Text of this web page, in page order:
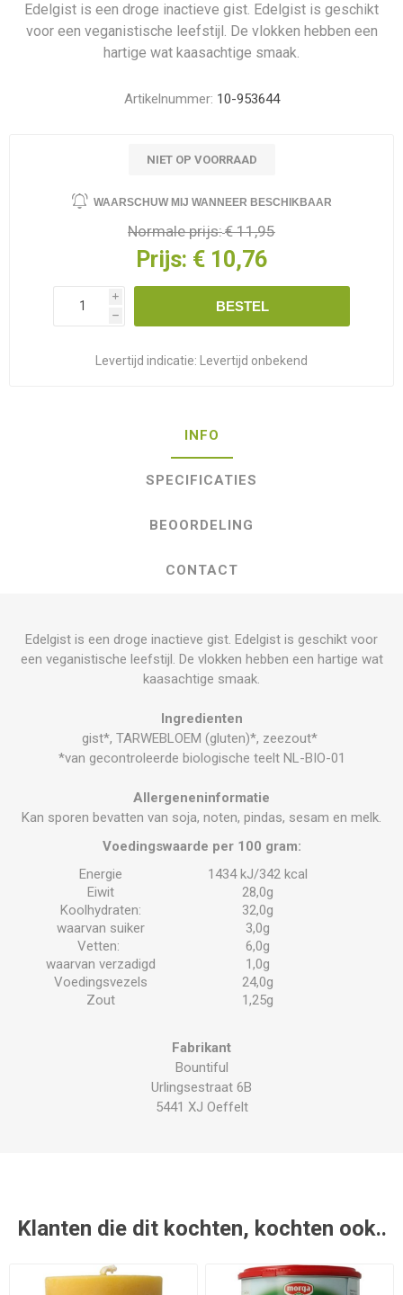
Edelgist is een droge inactieve gist. Edelgist is geschikt
voor een veganistische leefstijl. De vlokken hebben een
hartige wat kaasachtige smaak.
Artikelnummer: 10-953644
NIET OP VOORRAAD
WAARSCHUW MIJ WANNEER BESCHIKBAAR
Normale prijs:€ 11,95
Prijs: € 10,76
i
h
BESTEL
Levertijd indicatie: Levertijd onbekend
INFO
SPECIFICATIES
BEOORDELING
CONTACT
Edelgist is een droge inactieve gist. Edelgist is geschikt voor
een veganistische leefstijl. De vlokken hebben een hartige wat
kaasachtige smaak.
Ingredienten
gist*, TARWEBLOEM (gluten)*, zeezout*
*van gecontroleerde biologische teelt NL-BIO-01
Allergeneninformatie
Kan sporen bevatten van soja, noten, pindas, sesam en melk.
Voedingswaarde per 100 gram:
Energie
1434 kJ/342 kcal
Eiwit
28,0g
Koolhydraten:
waarvan suiker
32,0g
3,0g
Vetten:
waarvan verzadigd
6,0g
1,0g
Voedingsvezels
24,0g
Zout
1,25g
Fabrikant
Bountiful
Urlingsestraat 6B
5441 XJ Oeffelt
Klanten die dit kochten, kochten ook..